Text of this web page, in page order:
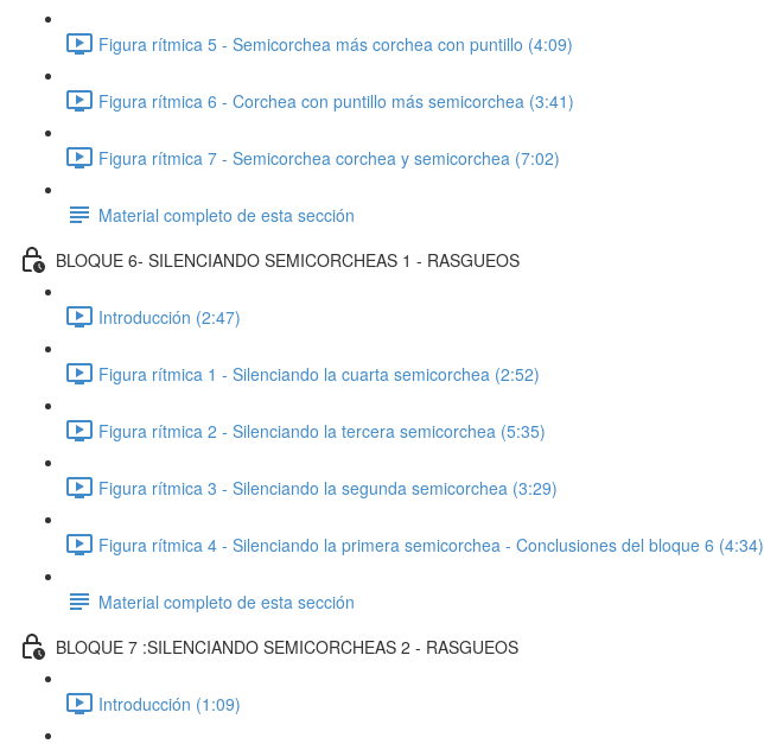
Figura rítmica 5 - Semicorchea más corchea con puntillo (4:09)
Figura rítmica 6 - Corchea con puntillo más semicorchea (3:41)
Figura rítmica 7 - Semicorchea corchea y semicorchea (7:02)
Material completo de esta sección
BLOQUE 6- SILENCIANDO SEMICORCHEAS 1 - RASGUEOS
Introducción (2:47)
Figura rítmica 1 - Silenciando la cuarta semicorchea (2:52)
Figura rítmica 2 - Silenciando la tercera semicorchea (5:35)
Figura rítmica 3 - Silenciando la segunda semicorchea (3:29)
Figura rítmica 4 - Silenciando la primera semicorchea - Conclusiones del bloque 6 (4:34)
Material completo de esta sección
BLOQUE 7 :SILENCIANDO SEMICORCHEAS 2 - RASGUEOS
Introducción (1:09)